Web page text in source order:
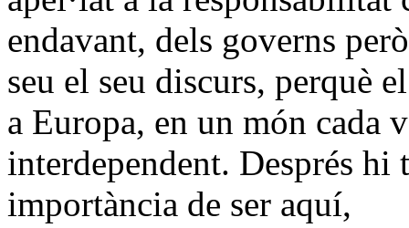
endavant, dels governs
seu el seu discurs, perquè
a Europa, en un món cada
interdependent. Després
importància de ser aquí,